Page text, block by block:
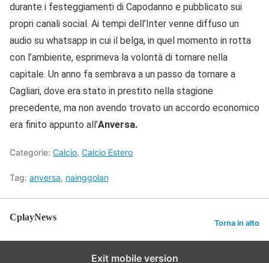
durante i festeggiamenti di Capodanno e pubblicato sui
propri canali social. Ai tempi dell’Inter venne diffuso un
audio su whatsapp in cui il belga, in quel momento in rotta
con l’ambiente, esprimeva la volontà di tornare nella
capitale. Un anno fa sembrava a un passo da tornare a
Cagliari, dove era stato in prestito nella stagione
precedente, ma non avendo trovato un accordo economico
era finito appunto all’Anversa.
Categorie: Calcio, Calcio Estero
Tag: anversa, nainggolan
CplayNews
Torna in alto
Exit mobile version